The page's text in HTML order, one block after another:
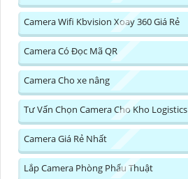
Camera Wifi Kbvision Xoay 360 Giá Rẻ
Camera Có Đọc Mã QR
Camera Cho xe nâng
Tư Vấn Chọn Camera Cho Kho Logistics
Camera Giá Rẻ Nhất
Lắp Camera Phòng Phẩu Thuật